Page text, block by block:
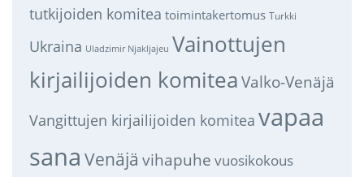
tutkijoiden komitea toimintakertomus Turkki
Ukraina Uladzimir Njakljajeu Vainottujen
kirjailijoiden komitea Valko-Venäjä
Vangittujen kirjailijoiden komitea vapaa
sana Venäjä vihapuhe vuosikokous